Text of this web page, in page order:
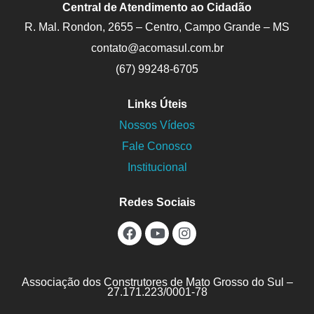
Central de Atendimento ao Cidadão
R. Mal. Rondon, 2655 – Centro, Campo Grande – MS
contato@acomasul.com.br
(67) 99248-6705
Links Úteis
Nossos Vídeos
Fale Conosco
Institucional
Redes Sociais
Associação dos Construtores de Mato Grosso do Sul –
27.171.223/0001-78